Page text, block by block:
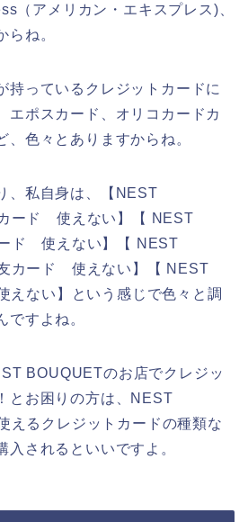
（アメリカン・エキスプレス)、
らね。
持っているクレジットカードに
エポスカード、オリコカードカ
、色々とありますからね。
、私自身は、【NEST
ード 使えない】【 NEST
ド 使えない】【 NEST
カード 使えない】【 NEST
ない】という感じで色々と調
ですよね。
BOUQUETのお店でクレジッ
とお困りの方は、NEST
えるクレジットカードの種類な
入されるといいですよ。